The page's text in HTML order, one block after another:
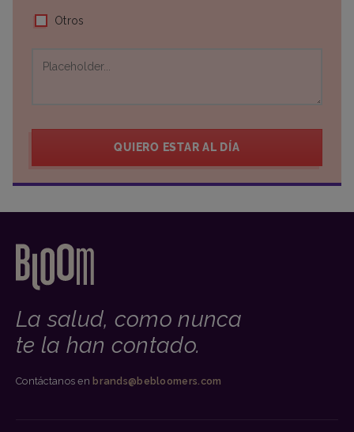
Otros
QUIERO ESTAR AL DÍA
La salud, como nunca
te la han contado.
Contáctanos en brands@bebloomers.com